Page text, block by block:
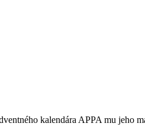
kalendára APPA mu jeho